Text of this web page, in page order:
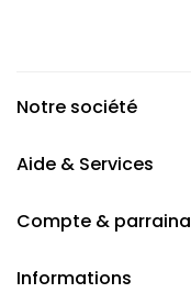
Notre société
Aide & Services
Compte &
Informations